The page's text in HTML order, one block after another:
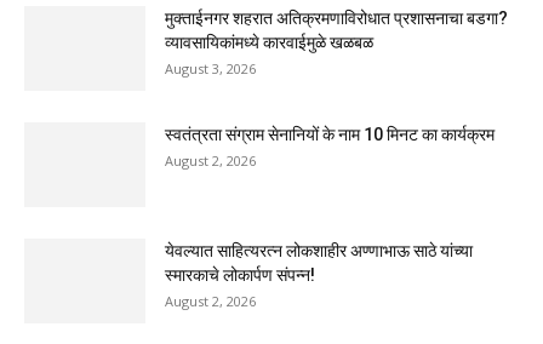
मुक्ताईनगर शहरात अतिक्रमणाविरोधात प्रशासनाचा बडगा?
व्यावसायिकांमध्ये कारवाईमुळे खळबळ
August 3, 2026
स्वतंत्रता संग्राम सेनानियों के नाम 10 मिनट का कार्यक्रम
August 2, 2026
येवल्यात साहित्यरत्न लोकशाहीर अण्णाभाऊ साठे यांच्या
स्मारकाचे लोकार्पण संपन्न!
August 2, 2026